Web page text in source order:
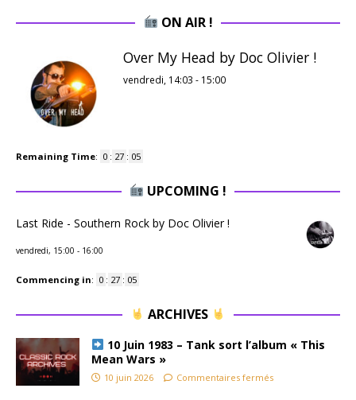
ON AIR !
Over My Head by Doc Olivier !
vendredi, 14:03 - 15:00
Remaining Time: 0 : 27 : 04
UPCOMING !
Last Ride - Southern Rock by Doc Olivier !
vendredi, 15:00 - 16:00
Commencing in: 0 : 27 : 04
ARCHIVES
10 Juin 1983 – Tank sort l’album « This
Mean Wars »
10 juin 2026 Commentaires fermés